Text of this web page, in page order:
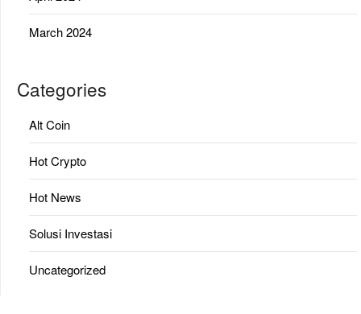
March 2024
Categories
Alt Coin
Hot Crypto
Hot News
Solusi Investasi
Uncategorized